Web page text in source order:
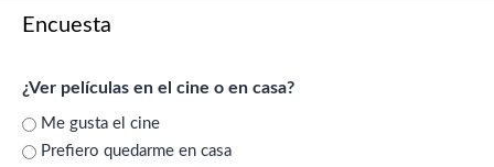
Encuesta
¿Ver películas en el cine o en casa?
Me gusta el cine
Prefiero quedarme en casa